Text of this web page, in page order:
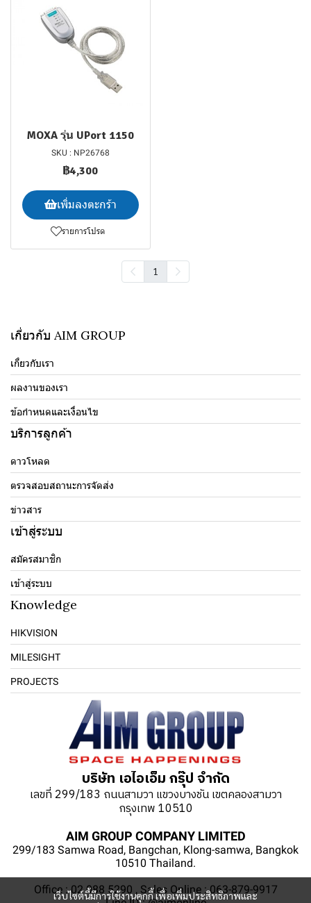
MOXA รุ่น UPort 1150
SKU : NP26768
฿4,300
เพิ่มลงตะกร้า
รายการโปรด
1
เว็บไซต์นี้มีการใช้งานคุกกี้ เพื่อเพิ่มประสิทธิภาพและ
เกี่ยวกับ AIM GROUP
เกี่ยวกับเรา
ผลงานของเรา
ข้อกำหนดและเงื่อนไข
บริการลูกค้า
ดาวโหลด
ตรวจสอบสถานะการจัดส่ง
ข่าวสาร
เข้าสู่ระบบ
สมัครสมาชิก
เข้าสู่ระบบ
Knowledge
HIKVISION
MILESIGHT
PROJECTS
บริษัท เอไอเอ็ม กรุ๊ป จำกัด
เลขที่ 299/183 ถนนสามวา แขวงบางชัน เขตคลองสามวา
กรุงเทพ 10510
AIM GROUP COMPANY LIMITED
299/183 Samwa Road, Bangchan, Klong-samwa, Bangkok
10510 Thailand.
Office : 02 088 5290 , Sales Online : 063-879-9917